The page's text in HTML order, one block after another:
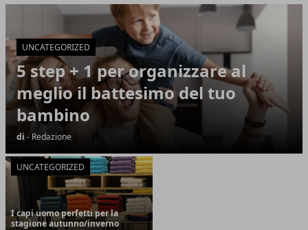
Articoli in Evidenza
UNCATEGORIZED
5 step + 1 per organizzare al
meglio il battesimo del tuo
bambino
di - Redazione
UNCATEGORIZED
I capi uomo perfetti per la
stagione autunno/inverno